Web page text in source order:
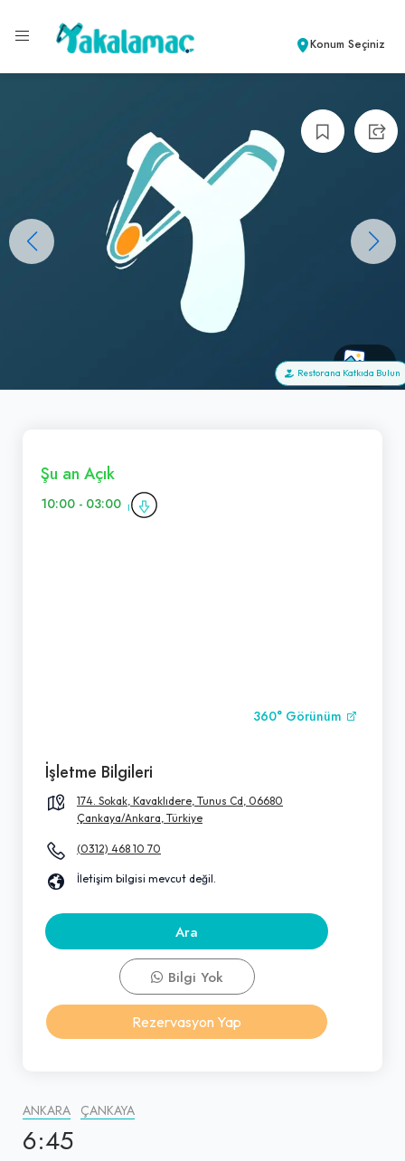
Konum Seçiniz
+1
Restorana Katkıda Bulun
ANKARA ÇANKAYA
6:45
Şu an Açık
10:00 - 03:00
360° Görünüm
İşletme Bilgileri
174. Sokak, Kavaklıdere, Tunus Cd, 06680
Çankaya/Ankara, Türkiye
(0312) 468 10 70
İletişim bilgisi mevcut değil.
Ara
Bilgi Yok
Rezervasyon Yap